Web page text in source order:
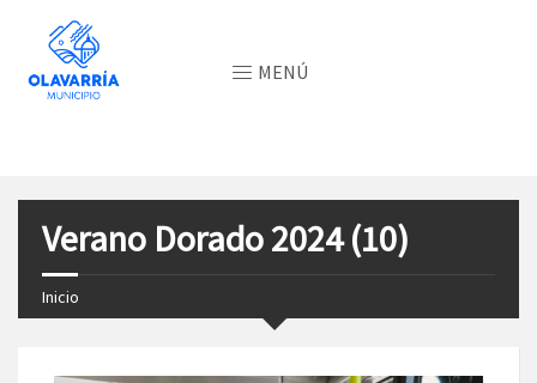
MENÚ
Verano Dorado 2024 (10)
Inicio